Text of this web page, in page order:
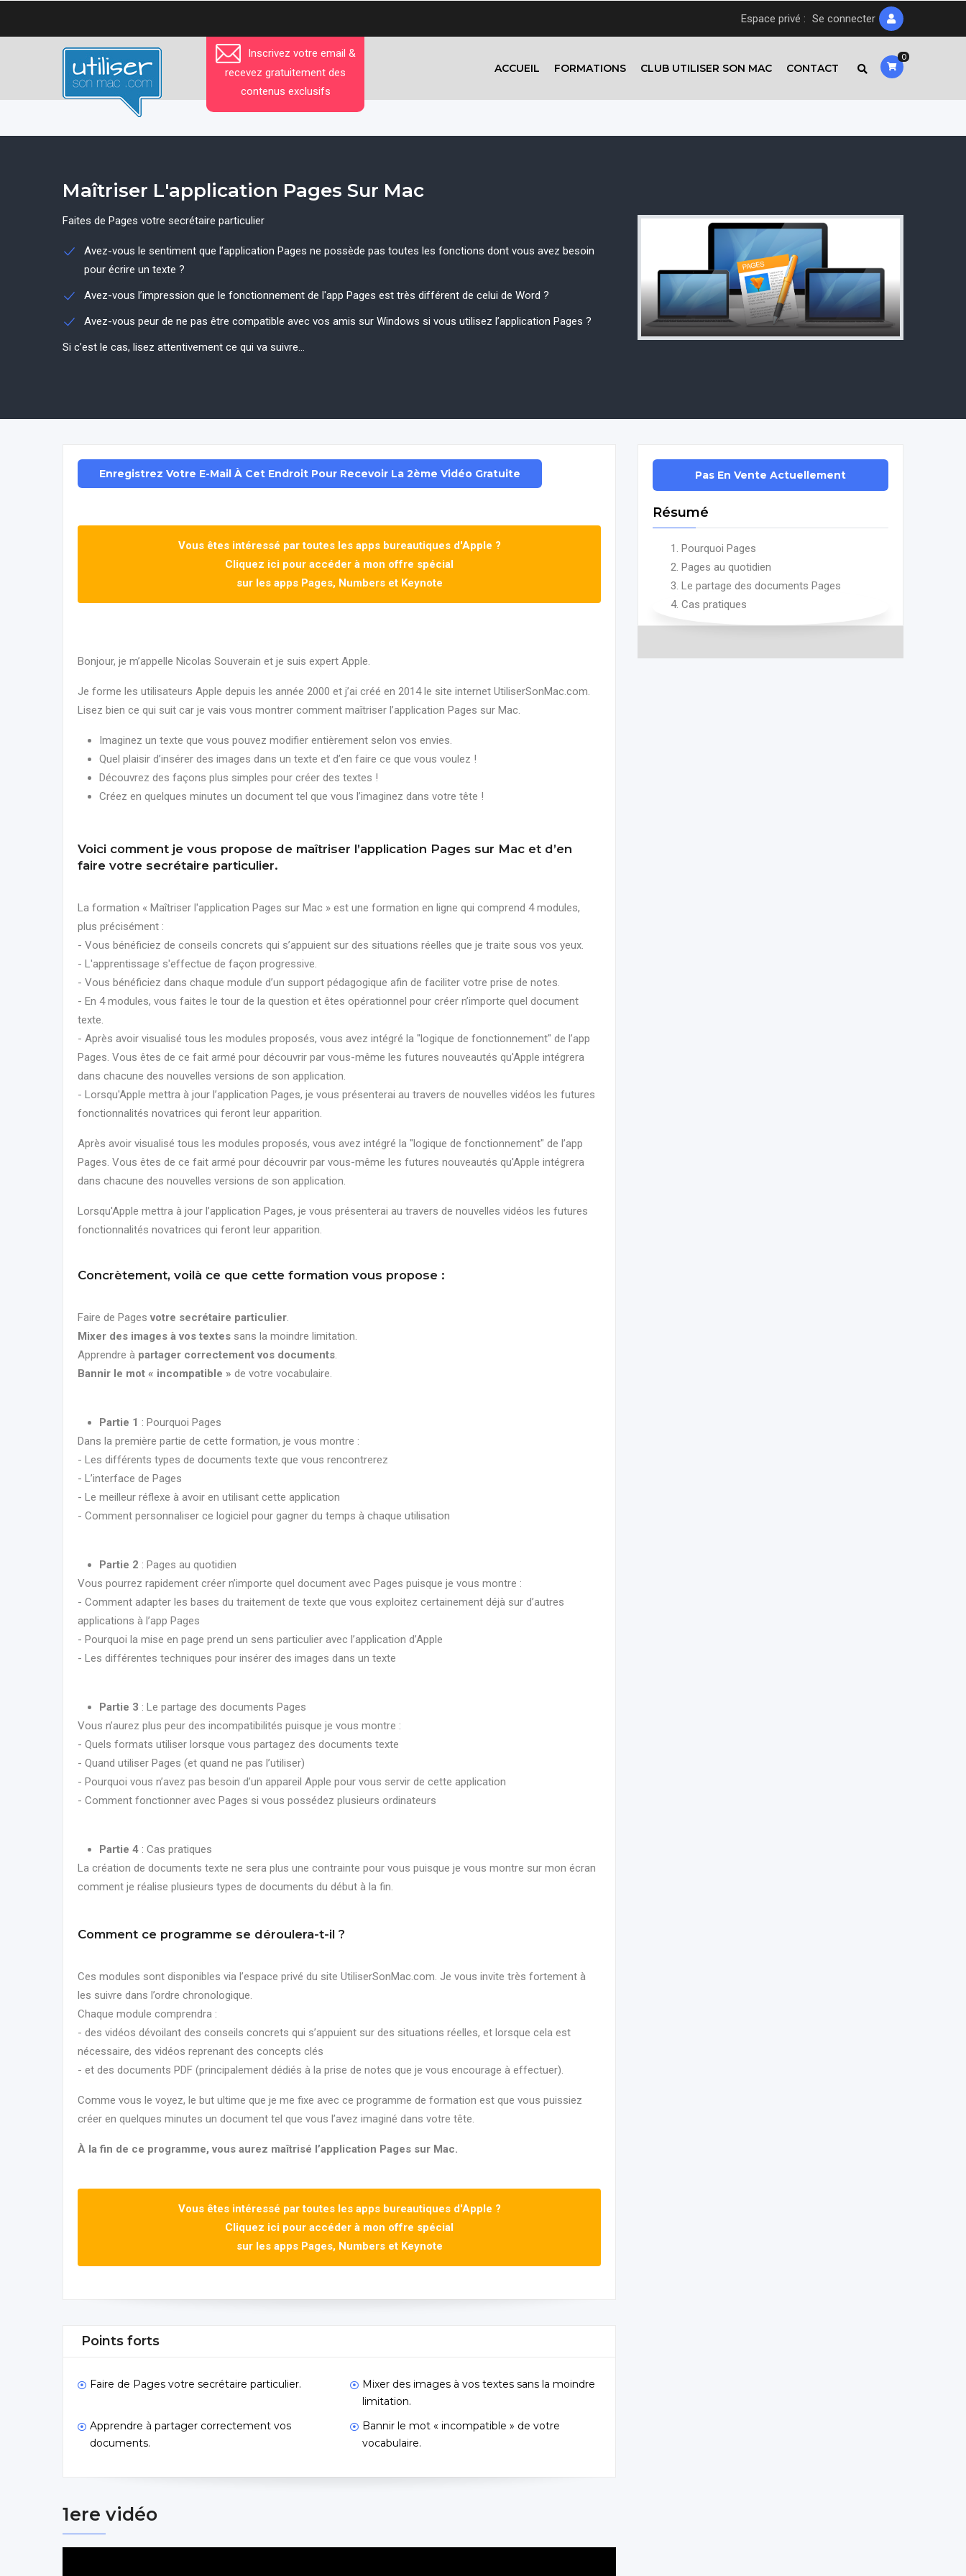
Espace privé : Se connecter
ACCUEIL FORMATIONS CLUB UTILISER SON MAC CONTACT
Inscrivez votre email &
recevez gratuitement des
contenus exclusifs
0
Maîtriser L'application Pages Sur Mac
Faites de Pages votre secrétaire particulier
Avez-vous le sentiment que l’application Pages ne possède pas toutes les fonctions dont vous avez besoin
pour écrire un texte ?
Avez-vous l’impression que le fonctionnement de l'app Pages est très différent de celui de Word ?
Avez-vous peur de ne pas être compatible avec vos amis sur Windows si vous utilisez l’application Pages ?
Si c’est le cas, lisez attentivement ce qui va suivre…
Résumé
Pourquoi Pages
Pages au quotidien
Le partage des documents Pages
Cas pratiques
Enregistrez Votre E-Mail À Cet Endroit Pour Recevoir La 2ème Vidéo Gratuite
Vous êtes intéressé par toutes les apps bureautiques d'Apple ?
Cliquez ici pour accéder à mon offre spécial
sur les apps Pages, Numbers et Keynote
Bonjour, je m’appelle Nicolas Souverain et je suis expert Apple.
Je forme les utilisateurs Apple depuis les année 2000 et j’ai créé en 2014 le site internet UtiliserSonMac.com.
Lisez bien ce qui suit car je vais vous montrer comment maîtriser l’application Pages sur Mac.
Imaginez un texte que vous pouvez modifier entièrement selon vos envies.
Quel plaisir d’insérer des images dans un texte et d’en faire ce que vous voulez !
Découvrez des façons plus simples pour créer des textes !
Créez en quelques minutes un document tel que vous l’imaginez dans votre tête !
Voici comment je vous propose de maîtriser l’application Pages sur Mac et d’en
faire votre secrétaire particulier.
La formation « Maîtriser l'application Pages sur Mac » est une formation en ligne qui comprend 4 modules,
plus précisément :
- Vous bénéficiez de conseils concrets qui s’appuient sur des situations réelles que je traite sous vos yeux.
- L'apprentissage s'effectue de façon progressive.
- Vous bénéficiez dans chaque module d’un support pédagogique afin de faciliter votre prise de notes.
- En 4 modules, vous faites le tour de la question et êtes opérationnel pour créer n’importe quel document
texte.
- Après avoir visualisé tous les modules proposés, vous avez intégré la "logique de fonctionnement" de l’app
Pages. Vous êtes de ce fait armé pour découvrir par vous-même les futures nouveautés qu'Apple intégrera
dans chacune des nouvelles versions de son application.
- Lorsqu'Apple mettra à jour l’application Pages, je vous présenterai au travers de nouvelles vidéos les futures
fonctionnalités novatrices qui feront leur apparition.
Après avoir visualisé tous les modules proposés, vous avez intégré la "logique de fonctionnement" de l’app
Pages. Vous êtes de ce fait armé pour découvrir par vous-même les futures nouveautés qu'Apple intégrera
dans chacune des nouvelles versions de son application.
Lorsqu'Apple mettra à jour l’application Pages, je vous présenterai au travers de nouvelles vidéos les futures
fonctionnalités novatrices qui feront leur apparition.
Concrètement, voilà ce que cette formation vous propose :
Faire de Pages votre secrétaire particulier.
Mixer des images à vos textes sans la moindre limitation.
Apprendre à partager correctement vos documents.
Bannir le mot « incompatible » de votre vocabulaire.
Partie 1 : Pourquoi Pages
Dans la première partie de cette formation, je vous montre :
- Les différents types de documents texte que vous rencontrerez
- L’interface de Pages
- Le meilleur réflexe à avoir en utilisant cette application
- Comment personnaliser ce logiciel pour gagner du temps à chaque utilisation
Partie 2 : Pages au quotidien
Vous pourrez rapidement créer n’importe quel document avec Pages puisque je vous montre :
- Comment adapter les bases du traitement de texte que vous exploitez certainement déjà sur d’autres
applications à l’app Pages
- Pourquoi la mise en page prend un sens particulier avec l’application d’Apple
- Les différentes techniques pour insérer des images dans un texte
Partie 3 : Le partage des documents Pages
Vous n’aurez plus peur des incompatibilités puisque je vous montre :
- Quels formats utiliser lorsque vous partagez des documents texte
- Quand utiliser Pages (et quand ne pas l’utiliser)
- Pourquoi vous n’avez pas besoin d’un appareil Apple pour vous servir de cette application
- Comment fonctionner avec Pages si vous possédez plusieurs ordinateurs
Partie 4 : Cas pratiques
La création de documents texte ne sera plus une contrainte pour vous puisque je vous montre sur mon écran
comment je réalise plusieurs types de documents du début à la fin.
Comment ce programme se déroulera-t-il ?
Ces modules sont disponibles via l’espace privé du site UtiliserSonMac.com. Je vous invite très fortement à
les suivre dans l’ordre chronologique.
Chaque module comprendra :
- des vidéos dévoilant des conseils concrets qui s’appuient sur des situations réelles, et lorsque cela est
nécessaire, des vidéos reprenant des concepts clés
- et des documents PDF (principalement dédiés à la prise de notes que je vous encourage à effectuer).
Comme vous le voyez, le but ultime que je me fixe avec ce programme de formation est que vous puissiez
créer en quelques minutes un document tel que vous l’avez imaginé dans votre tête.
À la fin de ce programme, vous aurez maîtrisé l’application Pages sur Mac.
Vous êtes intéressé par toutes les apps bureautiques d'Apple ?
Cliquez ici pour accéder à mon offre spécial
sur les apps Pages, Numbers et Keynote
Points forts
Faire de Pages votre secrétaire particulier.
Mixer des images à vos textes sans la moindre
limitation.
Apprendre à partager correctement vos
documents.
Bannir le mot « incompatible » de votre
vocabulaire.
1ere vidéo